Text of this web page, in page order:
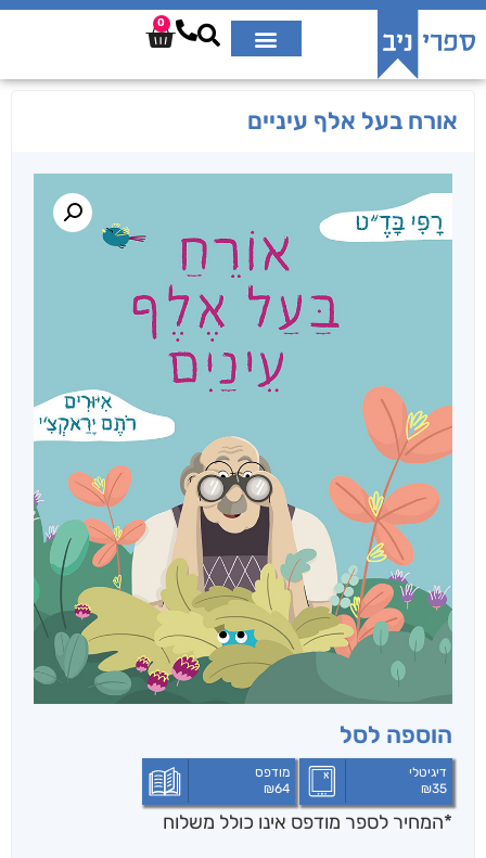
0
אורח בעל אלף עיניים
הוספה לסל
דיגיטלי
₪35
מודפס
₪64
*המחיר לספר מודפס אינו כולל משלוח